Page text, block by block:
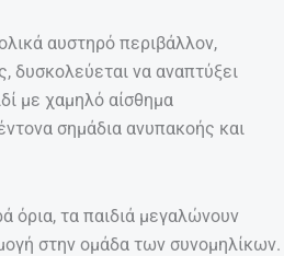
αυστηρό περιβάλλον,
δυσκολεύεται να αναπτύξει
με χαμηλό αίσθημα
σημάδια ανυπακοής και
όρια, τα παιδιά μεγαλώνουν
στην ομάδα των συνομηλίκων.